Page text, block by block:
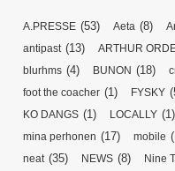
A.PRESSE (53) Aeta (8)
antipast (13) ARTHUR
blurhms (4) BUNON (18)
foot the coacher (1) FYSKY
KO DANGS (1) LOCALLY (1)
mina perhonen (17) mobile
neat (35) NEWS (8) Nine